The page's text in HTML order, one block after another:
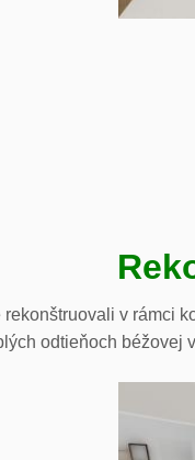
v rámci
odtieňoch béžovej